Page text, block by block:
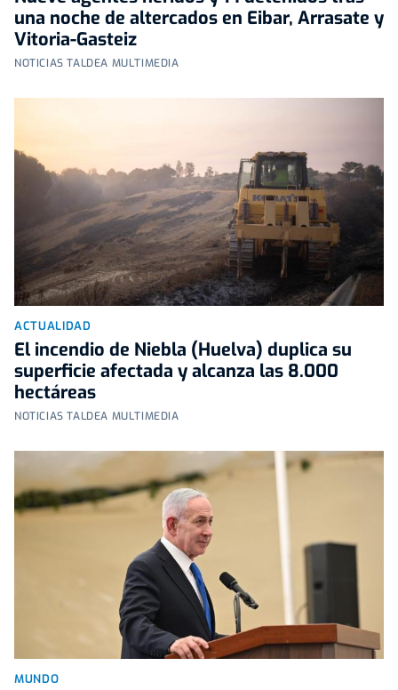
una noche de altercados en Eibar, Arrasate y
Vitoria-Gasteiz
NOTICIAS TALDEA MULTIMEDIA
ACTUALIDAD
El incendio de Niebla (Huelva) duplica su
superficie afectada y alcanza las 8.000
hectáreas
NOTICIAS TALDEA MULTIMEDIA
MUNDO